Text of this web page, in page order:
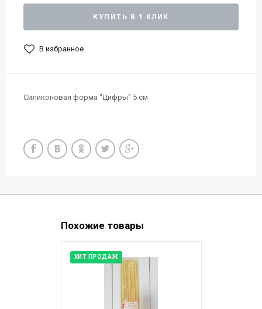
КУПИТЬ В 1 КЛИК
В избранное
Силиконовая форма "Цифры" 5 см
Похожие товары
ХИТ ПРОДАЖ